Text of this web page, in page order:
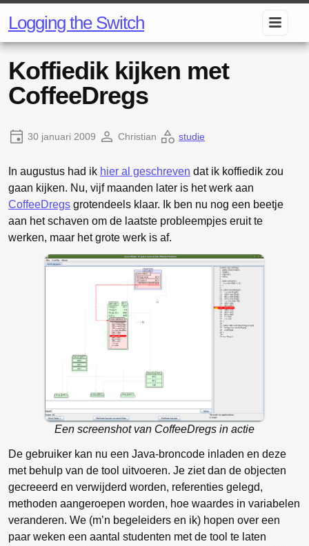
Logging the Switch
Koffiedik kijken met
CoffeeDregs
30 januari 2009 Christian studie
In augustus had ik hier al geschreven dat ik koffiedik zou
gaan kijken. Nu, vijf maanden later is het werk aan
CoffeeDregs grotendeels klaar. Ik ben nu nog een beetje
aan het schaven om de laatste probleempjes eruit te
werken, maar het grote werk is af.
Een screenshot van CoffeeDregs in actie
De gebruiker kan nu een Java-broncode inladen en deze
met behulp van de tool uitvoeren. Je ziet dan de objecten
gecreeerd en verwijderd worden, referenties gelegd,
methoden aangeroepen worden, hoe waardes in variabelen
veranderen. We (m’n begeleiders en ik) hopen over een
paar weken een aantal studenten met de tool te laten